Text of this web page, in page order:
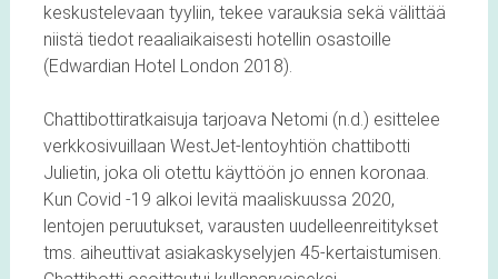
keskustelevaan tyyliin, tekee varauksia sekä välittää
niistä tiedot reaaliaikaisesti hotellin osastoille
(Edwardian Hotel London 2018).
Chattibottiratkaisuja tarjoava Netomi (n.d.) esittelee
verkkosivuillaan WestJet-lentoyhtiön chattibotti
Julietin, joka oli otettu käyttöön jo ennen koronaa.
Kun Covid -19 alkoi levitä maaliskuussa 2020,
lentojen peruutukset, varausten uudelleenreititykset
tms. aiheuttivat asiakaskyselyjen 45-kertaistumisen.